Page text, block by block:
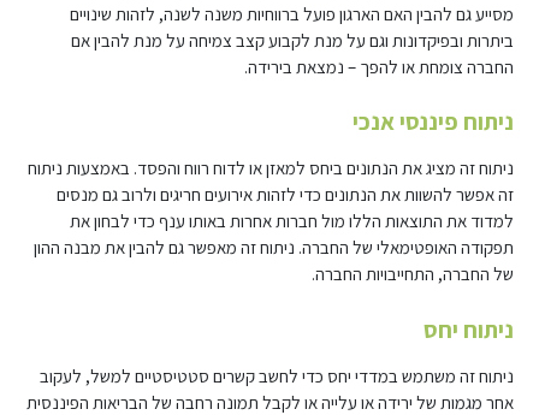
מסייע גם להבין האם הארגון פועל ברווחיות משנה לשנה, לזהות שינויים
ביתרות ובפיקדונות וגם על מנת לקבוע קצב צמיחה על מנת להבין אם
החברה צומחת או להפך – נמצאת בירידה.
ניתוח פיננסי אנכי
ניתוח זה מציג את הנתונים ביחס למאזן או לדוח רווח והפסד. באמצעות ניתוח
זה אפשר להשוות את הנתונים כדי לזהות אירועים חריגים ולרוב גם מנסים
למדוד את התוצאות הללו מול חברות אחרות באותו ענף כדי לבחון את
תפקודה האופטימאלי של החברה. ניתוח זה מאפשר גם להבין את מבנה ההון
של החברה, התחייבויות החברה.
ניתוח יחס
ניתוח זה משתמש במדדי יחס כדי לחשב קשרים סטטיסטיים למשל, לעקוב
אחר מגמות של ירידה או עלייה או לקבל תמונה רחבה של הבריאות הפיננסית